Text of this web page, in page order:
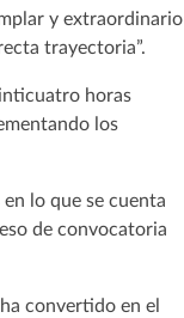
y extraordinario
trayectoria”.
horas
los
lo que se cuenta
de convocatoria
convertido en el